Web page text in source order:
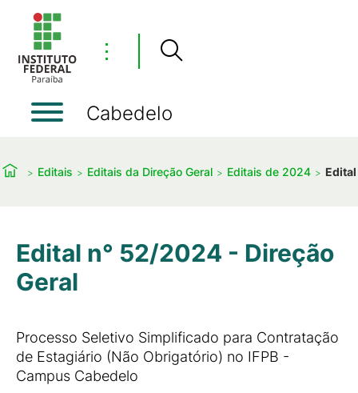
⋮
Cabedelo
Editais Editais da Direção Geral Editais de 2024
Edital n° 52/2024 - Direção
Geral
Processo Seletivo Simplificado para Contratação
de Estagiário (Não Obrigatório) no IFPB -
Campus Cabedelo